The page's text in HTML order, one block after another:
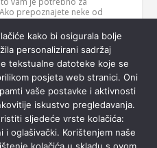
prepoznajete neke od
da razmislite o novom
posao više vas…Pročitaj
kako bi osigurala bolje
personalizirani sadržaj
tekstualne datoteke koje se
posjeta web stranici. Oni
vaše postavke i aktivnosti
iskustvo pregledavanja.
sljedeće vrste kolačića:
oglašivački. Korištenjem naše